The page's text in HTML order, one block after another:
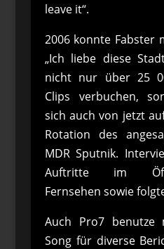
leave it“.
2006 konnte Fabster
„Ich liebe diese
nicht nur über 25
Clips verbuchen,
sich auch von jetzt
Rotation des
MDR Sputnik.
Auftritte im
Fernsehen sowie
Auch Pro7 benutze
Song für diverse